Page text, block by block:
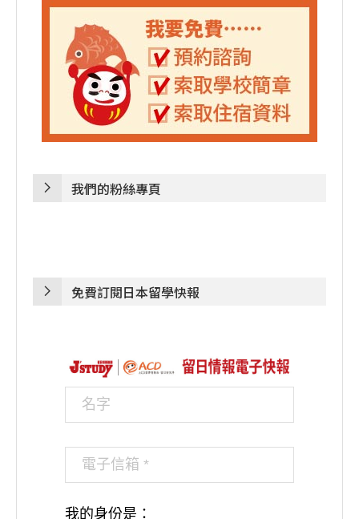
我們的粉絲專頁
免費訂閱日本留學快報
我的身份是：